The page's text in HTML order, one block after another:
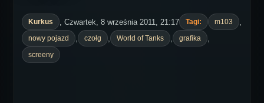
Kurkus , Czwartek, 8 września 2011, 21:17 Tagi: m103
nowy pojazd czołg World of Tanks grafika
screeny